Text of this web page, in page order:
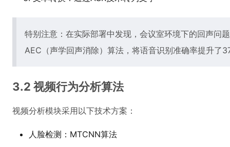
特别注意：在实际部署中发现，会议室环境下的回声问
AEC（声学回声消除）算法，将语音识别准确率提升了
3.2 视频行为分析算法
视频分析模块采用以下技术方案：
人脸检测：MTCNN算法